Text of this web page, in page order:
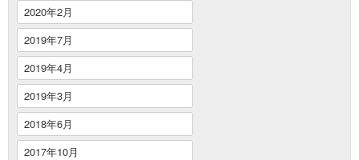
2020年2月
2019年7月
2019年4月
2019年3月
2018年6月
2017年10月